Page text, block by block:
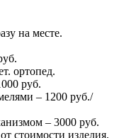
на месте.
ортопед.
руб.
– 1200 руб./
– 3000 руб.
стоимости изделия.